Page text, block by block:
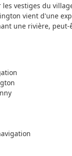
vestiges du
vient d'une
une rivière,